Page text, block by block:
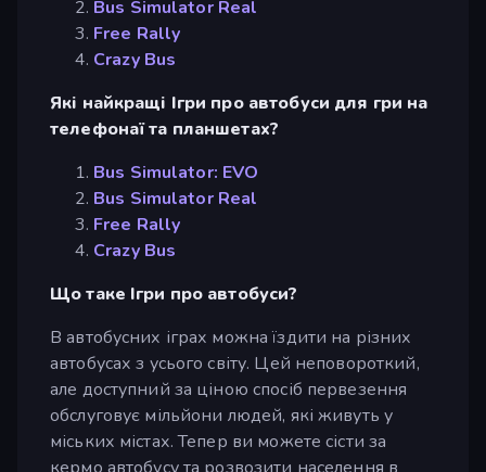
Bus Simulator Real
Free Rally
Crazy Bus
Які найкращі Ігри про автобуси для гри на
телефонаї та планшетах?
Bus Simulator: EVO
Bus Simulator Real
Free Rally
Crazy Bus
Що таке Ігри про автобуси?
В автобусних іграх можна їздити на різних
автобусах з усього світу. Цей неповороткий,
але доступний за ціною спосіб первезення
обслуговує мільйони людей, які живуть у
міських містах. Тепер ви можете сісти за